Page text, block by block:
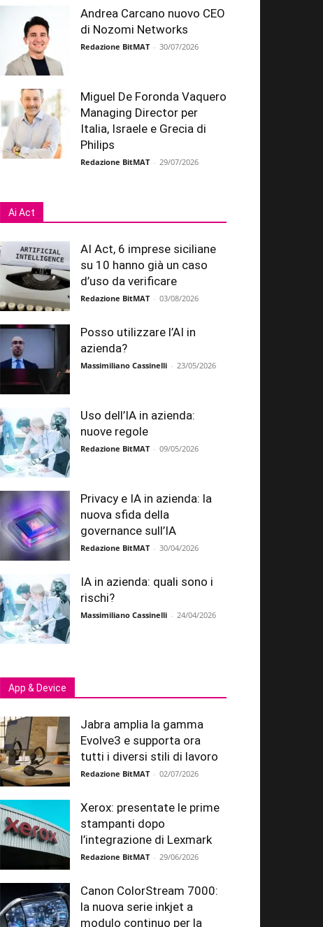
Andrea Carcano nuovo CEO
di Nozomi Networks
Redazione BitMAT - 30/07/2026
Miguel De Foronda Vaquero
Managing Director per
Italia, Israele e Grecia di
Philips
Redazione BitMAT - 29/07/2026
Ai Act
AI Act, 6 imprese siciliane
su 10 hanno già un caso
d’uso da verificare
Redazione BitMAT - 03/08/2026
Posso utilizzare l’AI in
azienda?
Massimiliano Cassinelli - 23/05/2026
Uso dell’IA in azienda:
nuove regole
Redazione BitMAT - 09/05/2026
Privacy e IA in azienda: la
nuova sfida della
governance sull’IA
Redazione BitMAT - 30/04/2026
IA in azienda: quali sono i
rischi?
Massimiliano Cassinelli - 24/04/2026
App & Device
Jabra amplia la gamma
Evolve3 e supporta ora
tutti i diversi stili di lavoro
Redazione BitMAT - 02/07/2026
Xerox: presentate le prime
stampanti dopo
l’integrazione di Lexmark
Redazione BitMAT - 29/06/2026
Canon ColorStream 7000:
la nuova serie inkjet a
modulo continuo per la